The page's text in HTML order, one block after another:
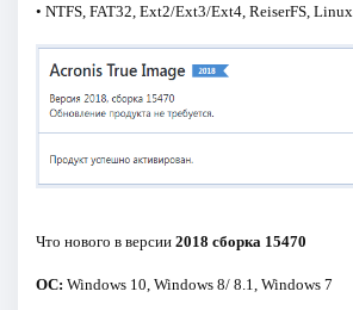
• NTFS, FAT32, Ext2/Ext3/Ext4, ReiserFS, Linux
Что нового в версии 2018 сборка 15470
ОС: Windows 10, Windows 8/ 8.1, Windows 7